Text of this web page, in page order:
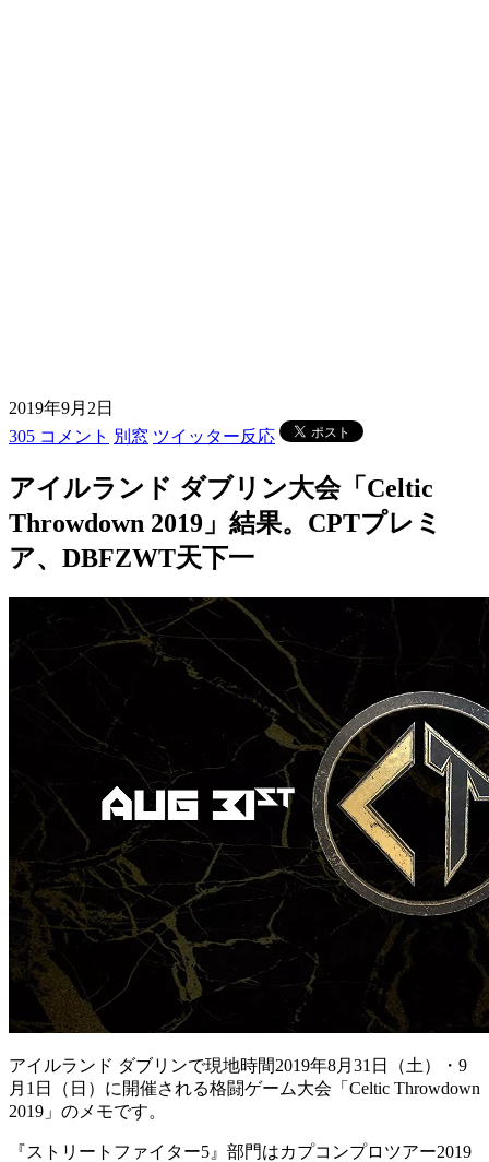
2019年9月2日
305 コメント 別窓 ツイッター反応
アイルランド ダブリン大会「Celtic
Throwdown 2019」結果。CPTプレミ
ア、DBFZWT天下一
アイルランド ダブリンで現地時間2019年8月31日（土）・9
月1日（日）に開催される格闘ゲーム大会「Celtic Throwdown
2019」のメモです。
『ストリートファイター5』部門はカプコンプロツアー2019